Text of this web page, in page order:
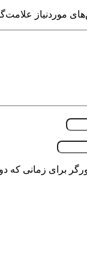
موردنیاز
برای زمانی که